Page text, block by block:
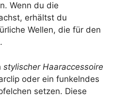
Wenn du die
erhältst du
Wellen, die für den
stylischer Haaraccessoire
oder ein funkelndes
setzen. Diese